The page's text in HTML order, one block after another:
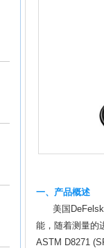
一、产品概述
美国DeFelsko
能，随着测量的
ASTM D8271